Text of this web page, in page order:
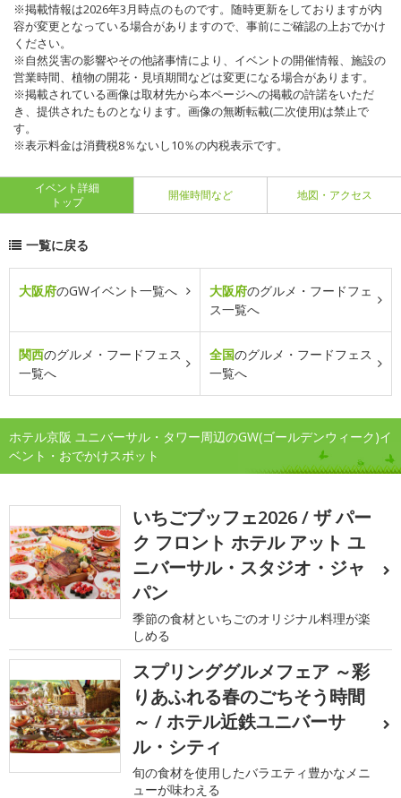
※掲載情報は2026年3月時点のものです。随時更新をしておりますが内
容が変更となっている場合がありますので、事前にご確認の上おでかけ
ください。
※自然災害の影響やその他諸事情により、イベントの開催情報、施設の
営業時間、植物の開花・見頃期間などは変更になる場合があります。
※掲載されている画像は取材先から本ページへの掲載の許諾をいただ
き、提供されたものとなります。画像の無断転載(二次使用)は禁止で
す。
※表示料金は消費税8％ないし10％の内税表示です。
イベント詳細
トップ
開催時間など 地図・アクセス
一覧に戻る
大阪府のGWイベント一覧へ 大阪府のグルメ・フードフェ
ス一覧へ
関西のグルメ・フードフェス
一覧へ
全国のグルメ・フードフェス
一覧へ
ホテル京阪 ユニバーサル・タワー周辺のGW(ゴールデンウィーク)イ
ベント・おでかけスポット
いちごブッフェ2026 / ザ パー
ク フロント ホテル アット ユ
ニバーサル・スタジオ・ジャ
パン
季節の食材といちごのオリジナル料理が楽
しめる
スプリンググルメフェア ～彩
りあふれる春のごちそう時間
～ / ホテル近鉄ユニバーサ
ル・シティ
旬の食材を使用したバラエティ豊かなメニ
ューが味わえる